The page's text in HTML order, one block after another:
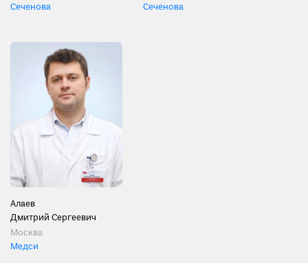
Сеченова
Сеченова
Алаев
Дмитрий Сергеевич
Москва
Медси